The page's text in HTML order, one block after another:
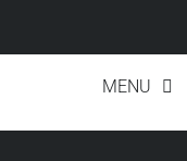
MENU